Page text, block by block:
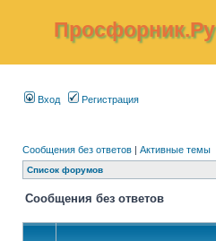
Просфорник.Ру
Вход Регистрация
Сообщения без ответов | Активные темы
Список форумов
Сообщения без ответов